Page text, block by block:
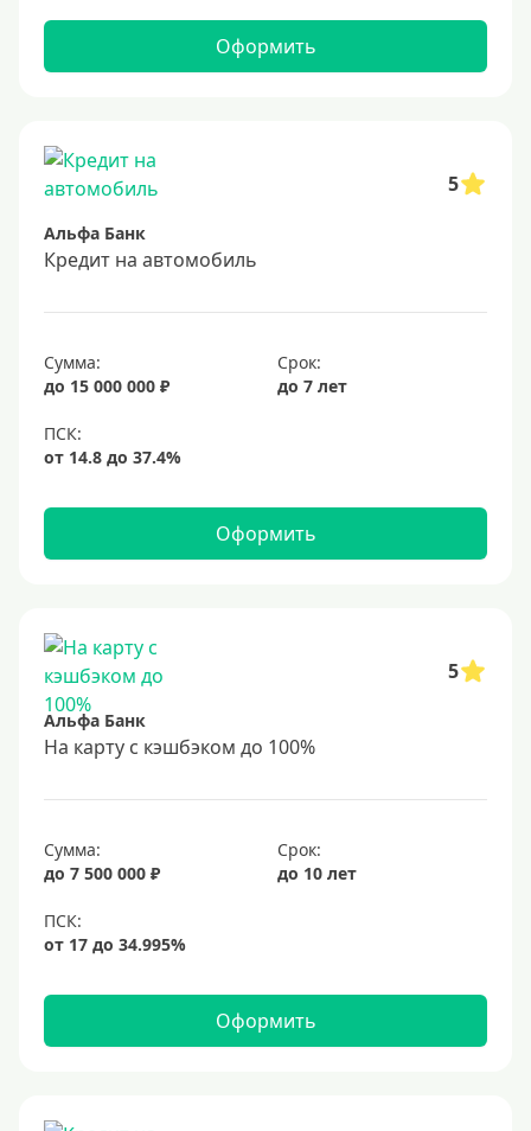
Оформить
5
Альфа Банк
Кредит на автомобиль
Сумма:
до 15 000 000 ₽
Срок:
до 7 лет
Оформить
5
Альфа Банк
На карту с кэшбэком до 100%
Сумма:
до 7 500 000 ₽
Срок:
до 10 лет
Оформить